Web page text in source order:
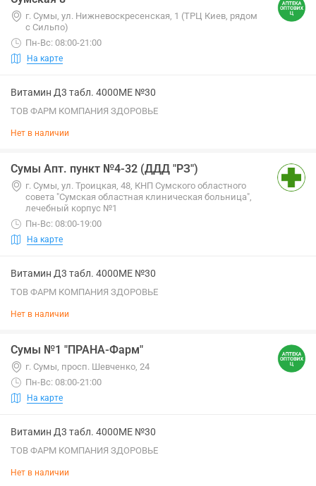
г. Сумы, ул. Нижневоскресенская, 1 (ТРЦ Киев, рядом
с Сильпо)
Пн-Вс: 08:00-21:00
На карте
Витамин Д3 табл. 4000МЕ №30
ТОВ ФАРМ КОМПАНИЯ ЗДОРОВЬЕ
Нет в наличии
Сумы Апт. пункт №4-32 (ДДД "РЗ")
г. Сумы, ул. Троицкая, 48, КНП Сумского областного
совета "Сумская областная клиническая больница",
лечебный корпус №1
Пн-Вс: 08:00-19:00
На карте
Витамин Д3 табл. 4000МЕ №30
ТОВ ФАРМ КОМПАНИЯ ЗДОРОВЬЕ
Нет в наличии
Сумы №1 "ПРАНА-Фарм"
г. Сумы, просп. Шевченко, 24
Пн-Вс: 08:00-21:00
На карте
Витамин Д3 табл. 4000МЕ №30
ТОВ ФАРМ КОМПАНИЯ ЗДОРОВЬЕ
Нет в наличии